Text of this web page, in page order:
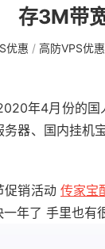
存3M带
优惠 / 高防VPS优惠
年4月份的国
器、国内挂机
促销活动 传家宝
一年了 手里也